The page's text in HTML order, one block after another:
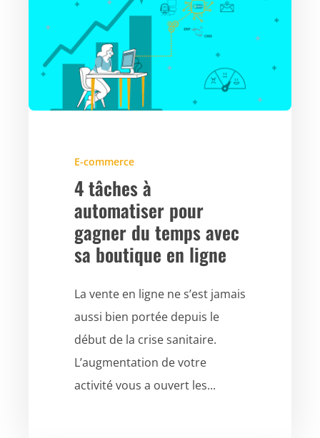
E-commerce
4 tâches à
automatiser pour
gagner du temps avec
sa boutique en ligne
La vente en ligne ne s’est jamais
aussi bien portée depuis le
début de la crise sanitaire.
L’augmentation de votre
activité vous a ouvert les...